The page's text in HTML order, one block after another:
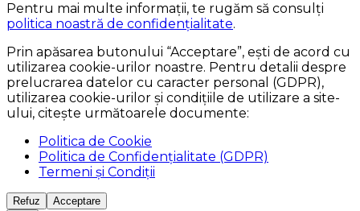
Pentru mai multe informații, te rugăm să consulți
politica noastră de confidențialitate.
Prin apăsarea butonului “Acceptare”, ești de acord cu
utilizarea cookie-urilor noastre. Pentru detalii despre
prelucrarea datelor cu caracter personal (GDPR),
utilizarea cookie-urilor și condițiile de utilizare a site-
ului, citește următoarele documente:
Politica de Cookie
Politica de Confidențialitate (GDPR)
Termeni și Condiții
Refuz Acceptare